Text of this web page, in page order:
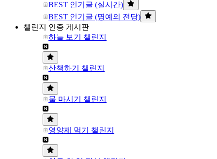
BEST 인기글 (실시간)
BEST 인기글 (명예의 전당)
챌린지 인증 게시판
하늘 보기 챌린지
산책하기 챌린지
물 마시기 챌린지
영양제 먹기 챌린지